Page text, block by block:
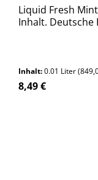
Liquid Fresh
Inhalt.
Inhalt:0.01 Liter
Regulärer Preis:
8,49 €